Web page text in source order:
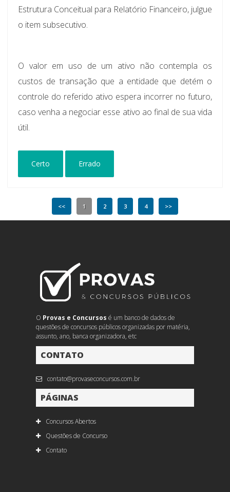
Estrutura Conceitual para Relatório Financeiro, julgue
o item subsecutivo.
O valor em uso de um ativo não contempla os
custos de transação que a entidade que detém o
controle do referido ativo espera incorrer no futuro,
caso venha a negociar esse ativo ao final de sua vida
útil.
Certo Errado
<< 1 2 3 4 >>
O Provas e Concursos é um banco de dados de
questões de concursos públicos organizadas por matéria,
assunto, ano, banca organizadora, etc
CONTATO
contato@provaseconcursos.com.br
PÁGINAS
Concursos Abertos
Questões de Concurso
Contato